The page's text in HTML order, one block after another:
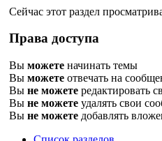
Сейчас этот раздел
Права доступа
Вы можете начинать темы
Вы можете отвечать на
Вы не можете редактировать
Вы не можете удалять свои
Вы не можете добавлять